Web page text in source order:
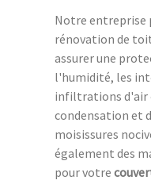
Notre entreprise
rénovation de
assurer une
l'humidité, les
infiltrations d'air
condensation et
moisissures
également des
pour votre